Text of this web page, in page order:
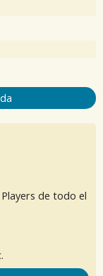
de todo el